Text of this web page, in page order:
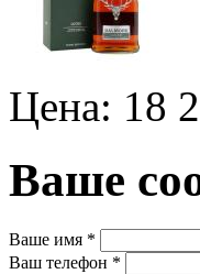
Цена: 18
Ваше
Ваше имя *
Ваш телефон *